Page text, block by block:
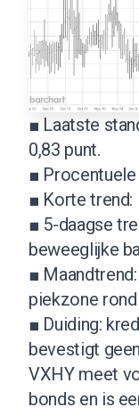
■ Laatste
0,83 punt.
■ Procentuele
■ Korte trend:
■ 5-daagse
beweeglijke
■
piekzone
■ Duiding:
bevestigt
VXHY meet
bonds en is